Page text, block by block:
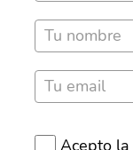
Acepto la